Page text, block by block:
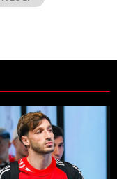
Castaño se va de
de tendencia con el